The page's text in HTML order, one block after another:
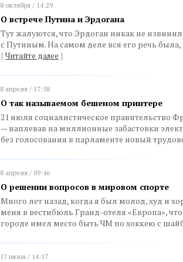
8 октября / 14:29
О встрече Путина и Эрдогана
Тут жалуются, что Эрдоган никак не
с Путиным. На самом деле вся его речь
{ Читайте далее }
8 апреля / 17:58
О так называемом бешеном принтере
21 июля социалистическое правительство
— наплевав на миллионные забастовки
без голосования в парламенте новый
8 апреля / 09:46
О решении вопросов в мировом спорте
Много лет назад, когда я был молод, худ и
меня в вестибюль Гранд-отеля «Европа»,
городе имел место быть ЧМ по хоккею с
17 июня / 14:17